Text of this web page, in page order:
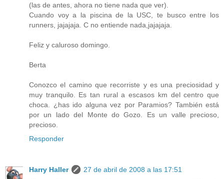
(las de antes, ahora no tiene nada que ver).
Cuando voy a la piscina de la USC, te busco entre los
runners, jajajaja. C no entiende nada,jajajaja.
Feliz y caluroso domingo.
Berta
Conozco el camino que recorriste y es una preciosidad y
muy tranquilo. Es tan rural a escasos km del centro que
choca. ¿has ido alguna vez por Paramios? También está
por un lado del Monte do Gozo. Es un valle precioso,
precioso.
Responder
Harry Haller
27 de abril de 2008 a las 17:51